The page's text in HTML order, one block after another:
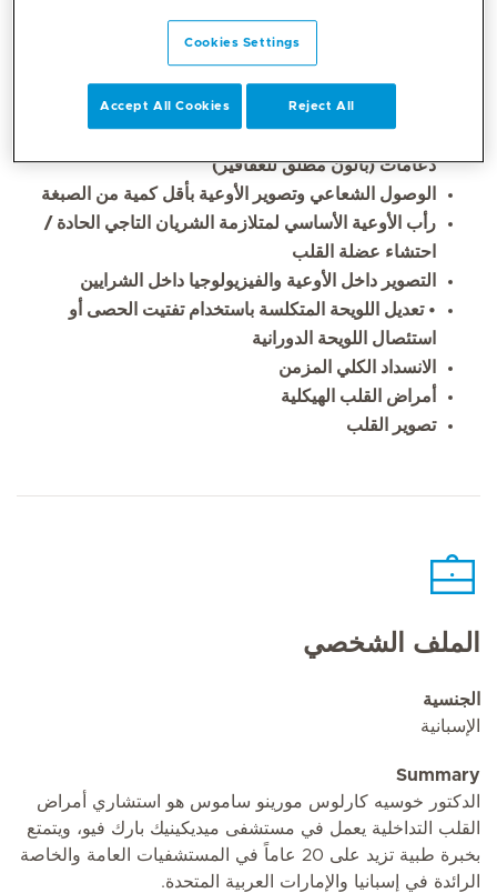
المهارات الأساسية
تصوير الشرايين التاجية
دعامات (بالون مطلق للعقاقير)
الوصول الشعاعي وتصوير الأوعية بأقل كمية من الصبغة
رأب الأوعية الأساسي لمتلازمة الشريان التاجي الحادة /
احتشاء عضلة القلب
التصوير داخل الأوعية والفيزيولوجيا داخل الشرايين
• تعديل اللويحة المتكلسة باستخدام تفتيت الحصى أو
استئصال اللويحة الدورانية
الانسداد الكلي المزمن
أمراض القلب الهيكلية
تصوير القلب
الملف الشخصي
الجنسية
الإسبانية
Summary
الدكتور خوسيه كارلوس مورينو ساموس هو استشاري أمراض
القلب التداخلية يعمل في مستشفى ميديكينيك بارك فيو، ويتمتع
بخبرة طبية تزيد على 20 عاماً في المستشفيات العامة والخاصة
الرائدة في إسبانيا والإمارات العربية المتحدة.
Cookies Settings
Reject All
Accept All Cookies